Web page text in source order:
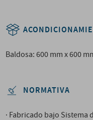
Baldosa: 600 mm x 600
NORMATIVA
· Fabricado bajo Sistema